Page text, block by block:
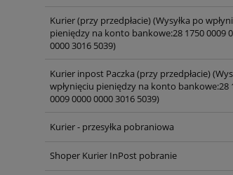
Kurier (przy przedpłacie)(Wysyłka po
pieniędzy na konto bankowe:28 1750 0009
0000 3016 5039)
Kurier inpost Paczka (przy przedpłacie)
wpłynięciu pieniędzy na konto bankowe:28
0009 0000 0000 3016 5039)
Kurier - przesyłka pobraniowa
Shoper Kurier InPost pobranie